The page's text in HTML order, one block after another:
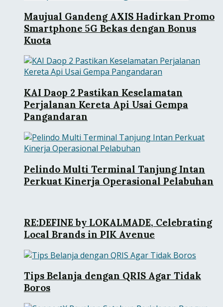
Maujual Gandeng AXIS Hadirkan Promo
Smartphone 5G Bekas dengan Bonus
Kuota
KAI Daop 2 Pastikan Keselamatan
Perjalanan Kereta Api Usai Gempa
Pangandaran
Pelindo Multi Terminal Tanjung Intan
Perkuat Kinerja Operasional Pelabuhan
RE:DEFINE by LOKALMADE, Celebrating
Local Brands in PIK Avenue
Tips Belanja dengan QRIS Agar Tidak
Boros